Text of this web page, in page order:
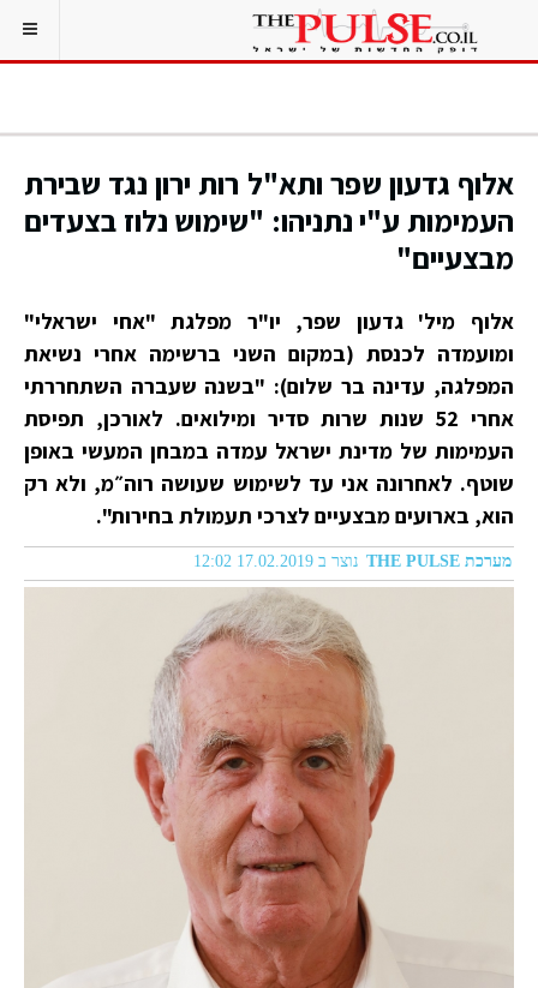
אלוף גדעון שפר ותא"ל רות ירון נגד שבירת
העמימות ע"י נתניהו: "שימוש נלוז בצעדים
מבצעיים"
אלוף מיל' גדעון שפר, יו"ר מפלגת "אחי ישראלי"
ומועמדה לכנסת (במקום השני ברשימה אחרי נשיאת
המפלגה, עדינה בר שלום): "בשנה שעברה השתחררתי
אחרי 52 שנות שרות סדיר ומילואים. לאורכן, תפיסת
העמימות של מדינת ישראל עמדה במבחן המעשי באופן
שוטף. לאחרונה אני עד לשימוש שעושה רוה״מ, ולא רק
הוא, בארועים מבצעיים לצרכי תעמולת בחירות".
מערכת THE PULSE נוצר ב 17.02.2019 12:02